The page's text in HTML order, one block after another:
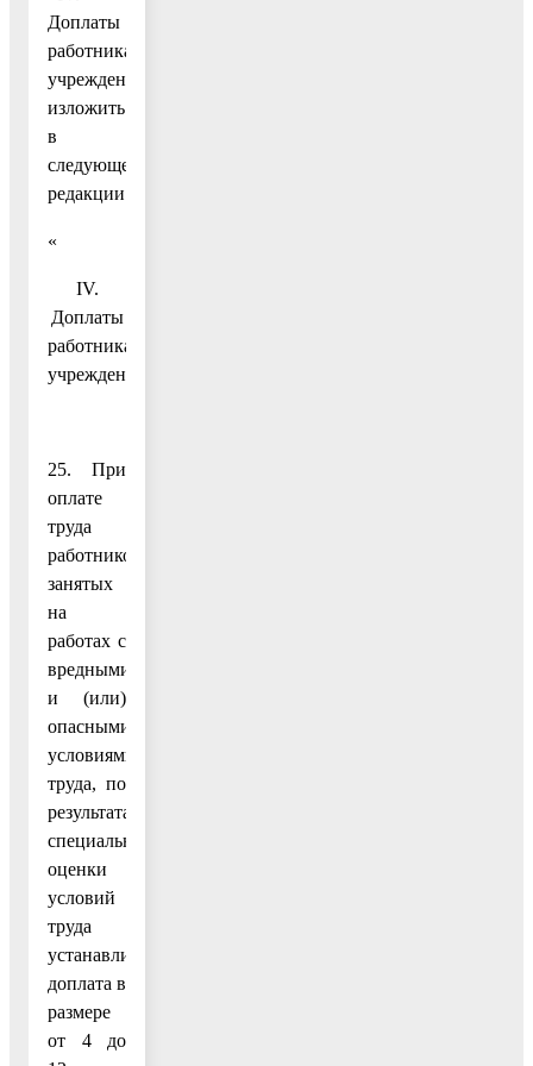
Доплаты
работникам
учреждений»
изложить
в
следующей
редакции:
«
IV.
Доплаты
работникам
учреждений
25. При
оплате
труда
работников,
занятых
на
работах с
вредными
и (или)
опасными
условиями
труда, по
результатам
специальной
оценки
условий
труда
устанавливается
доплата в
размере
от 4 до